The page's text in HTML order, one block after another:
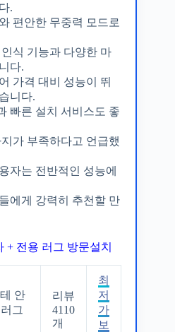
.
편안한 무중력 모드로
식 기능과 다양한 마
다.
가격 대비 성능이 뛰
니다.
빠른 설치 서비스도 좋
가 부족하다고 언급했
자는 전반적인 성능에
에게 강력히 추천할 만
+ 전용 러그 방문설치
안
그
리뷰
4110
개
최
저
가
보